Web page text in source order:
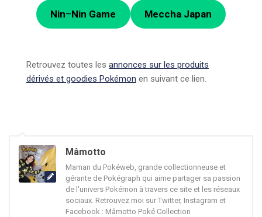
Nin–Nin Game Meccha Japan
Retrouvez toutes les annonces sur les produits
dérivés et goodies Pokémon en suivant ce lien.
Mâmotto
Maman du Pokéweb, grande collectionneuse et
gérante de Pokégraph qui aime partager sa passion
de l'univers Pokémon à travers ce site et les réseaux
sociaux. Retrouvez moi sur Twitter, Instagram et
Facebook : Mâmotto Poké Collection